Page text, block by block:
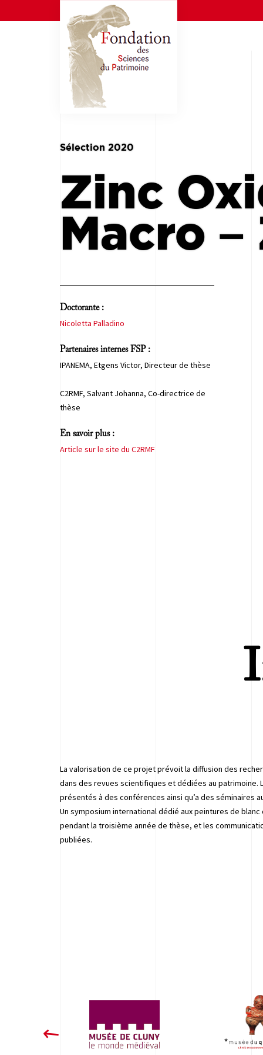
Sélection 2020
Zinc
Macro –
Doctorante :
Nicoletta Palladino
Partenaires internes FSP :
IPANEMA, Etgens Victor, Directeur de thèse
C2RMF, Salvant Johanna, Co-directrice de
thèse
En savoir plus :
Article sur le site du C2RMF
La valorisation de ce projet prévoit la diffusion des
dans des revues scientifiques et dédiées au patrimoine.
présentés à des conférences ainsi qu’a des séminaires au
Un symposium international dédié aux peintures de
pendant la troisième année de thèse, et les
publiées.